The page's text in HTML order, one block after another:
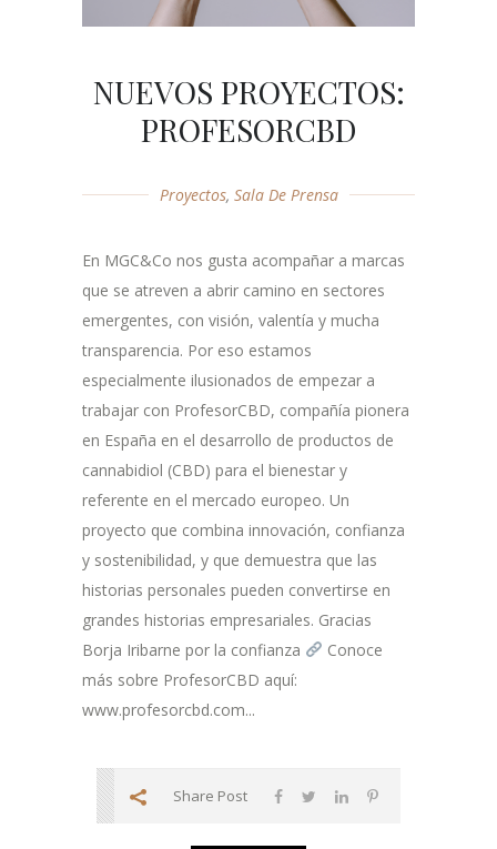
NUEVOS PROYECTOS:
PROFESORCBD
Proyectos, Sala De Prensa
En MGC&Co nos gusta acompañar a marcas
que se atreven a abrir camino en sectores
emergentes, con visión, valentía y mucha
transparencia. Por eso estamos
especialmente ilusionados de empezar a
trabajar con ProfesorCBD, compañía pionera
en España en el desarrollo de productos de
cannabidiol (CBD) para el bienestar y
referente en el mercado europeo. Un
proyecto que combina innovación, confianza
y sostenibilidad, y que demuestra que las
historias personales pueden convertirse en
grandes historias empresariales. Gracias
Borja Iribarne por la confianza
Conoce
más sobre ProfesorCBD aquí:
www.profesorcbd.com...
Share Post